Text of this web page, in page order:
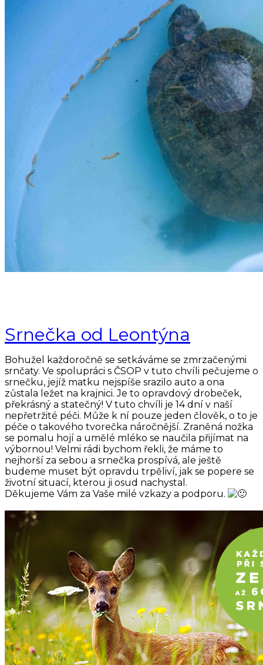
Srnečka od Leontýna
Bohužel každoročně se setkáváme se zmrzačenými
srnčaty. Ve spolupráci s ČSOP v tuto chvíli pečujeme o
srnečku, jejíž matku nejspíše srazilo auto a ona
zůstala ležet na krajnici. Je to opravdový drobeček,
překrásný a statečný! V tuto chvíli je 14 dní v naší
nepřetržité péči. Může k ní pouze jeden člověk, o to je
péče o takového tvorečka náročnější. Zraněná nožka
se pomalu hojí a umělé mléko se naučila přijímat na
výbornou! Velmi rádi bychom řekli, že máme to
nejhorší za sebou a srnečka prospívá, ale ještě
budeme muset být opravdu trpěliví, jak se popere se
životní situací, kterou ji osud nachystal.
Děkujeme Vám za Vaše milé vzkazy a podporu.